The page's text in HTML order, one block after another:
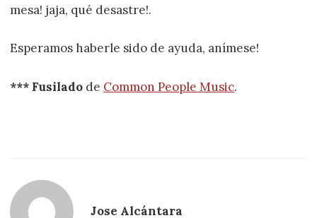
mesa! jaja, qué desastre!.
Esperamos haberle sido de ayuda, anímese!
*** Fusilado de Common People Music.
Jose Alcántara